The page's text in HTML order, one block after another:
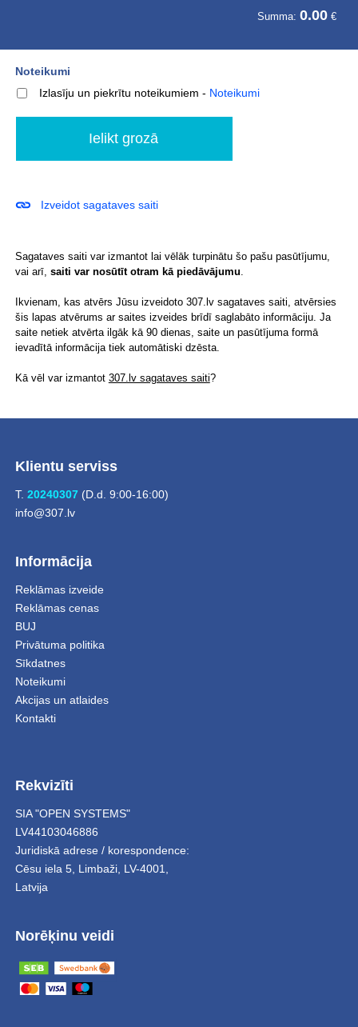
Summa: 0.00€
Noteikumi
Izlasīju un piekrītu noteikumiem - Noteikumi
Izveidot sagataves saiti
Sagataves saiti var izmantot lai vēlāk turpinātu šo pašu pasūtījumu,
vai arī, saiti var nosūtīt otram kā piedāvājumu
Ikvienam, kas atvērs Jūsu izveidoto 307.lv sagataves saiti, atvērsies
šis lapas atvērums ar saites izveides brīdī saglabāto informāciju. Ja
saite netiek atvērta ilgāk kā 90 dienas, saite un pasūtījuma formā
ievadītā informācija tiek automātiski dzēsta.
Kā vēl var izmantot 307.lv sagataves saiti?
Klientu serviss
T. 20240307(D.d. 9:00-16:00)
info@307.lv
Informācija
Reklāmas izveide
Reklāmas cenas
BUJ
Privātuma politika
Sīkdatnes
Noteikumi
Akcijas un atlaides
Kontakti
Rekvizīti
SIA "OPEN SYSTEMS"
LV44103046886
Juridiskā adrese / korespondence:
Cēsu iela 5, Limbaži, LV-4001,
Latvija
Norēķinu veidi